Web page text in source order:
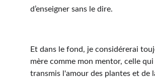
d’enseigner sans le dire.
Et dans le fond, je considérerai
mère comme mon mentor, celle qui
transmis l'amour des plantes et de